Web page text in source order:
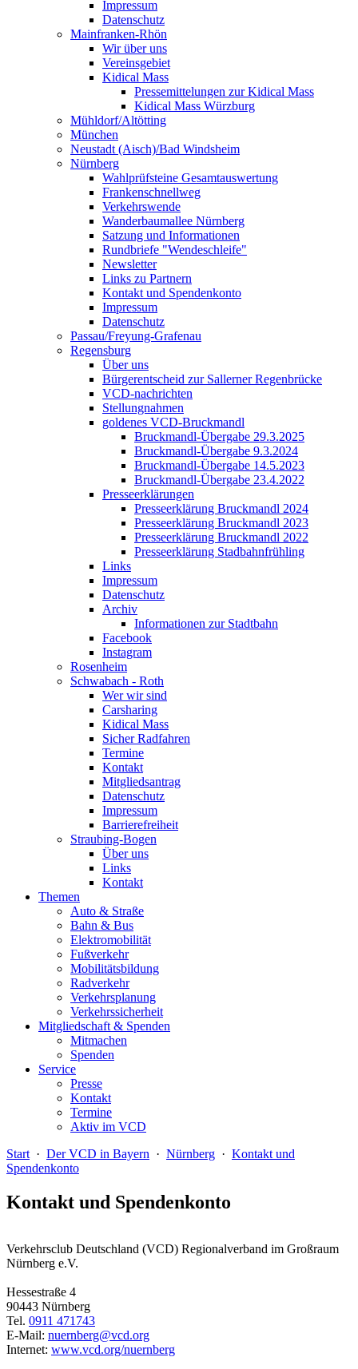
Impressum
Datenschutz
Mainfranken-Rhön
Wir über uns
Vereinsgebiet
Kidical Mass
Pressemittelungen zur Kidical Mass
Kidical Mass Würzburg
Mühldorf/Altötting
München
Neustadt (Aisch)/Bad Windsheim
Nürnberg
Wahlprüfsteine Gesamtauswertung
Frankenschnellweg
Verkehrswende
Wanderbaumallee Nürnberg
Satzung und Informationen
Rundbriefe "Wendeschleife"
Newsletter
Links zu Partnern
Kontakt und Spendenkonto
Impressum
Datenschutz
Passau/Freyung-Grafenau
Regensburg
Über uns
Bürgerentscheid zur Sallerner Regenbrücke
VCD-nachrichten
Stellungnahmen
goldenes VCD-Bruckmandl
Bruckmandl-Übergabe 29.3.2025
Bruckmandl-Übergabe 9.3.2024
Bruckmandl-Übergabe 14.5.2023
Bruckmandl-Übergabe 23.4.2022
Presseerklärungen
Presseerklärung Bruckmandl 2024
Presseerklärung Bruckmandl 2023
Presseerklärung Bruckmandl 2022
Presseerklärung Stadbahnfrühling
Links
Impressum
Datenschutz
Archiv
Informationen zur Stadtbahn
Facebook
Instagram
Rosenheim
Schwabach - Roth
Wer wir sind
Carsharing
Kidical Mass
Sicher Radfahren
Termine
Kontakt
Mitgliedsantrag
Datenschutz
Impressum
Barrierefreiheit
Straubing-Bogen
Über uns
Links
Kontakt
Themen
Auto & Straße
Bahn & Bus
Elektromobilität
Fußverkehr
Mobilitätsbildung
Radverkehr
Verkehrsplanung
Verkehrssicherheit
Mitgliedschaft & Spenden
Mitmachen
Spenden
Service
Presse
Kontakt
Termine
Aktiv im VCD
Start · Der VCD in Bayern · Nürnberg · Kontakt und
Spendenkonto
Kontakt und Spendenkonto
Verkehrsclub Deutschland (VCD) Regionalverband im Großraum
Nürnberg e.V.
Hessestraße 4
90443 Nürnberg
Tel. 0911 471743
E-Mail: nuernberg@vcd.org
Internet: www.vcd.org/nuernberg